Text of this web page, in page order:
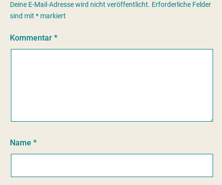
Deine E-Mail-Adresse wird nicht veröffentlicht. Erforderliche Felder
sind mit * markiert
Kommentar *
Name *